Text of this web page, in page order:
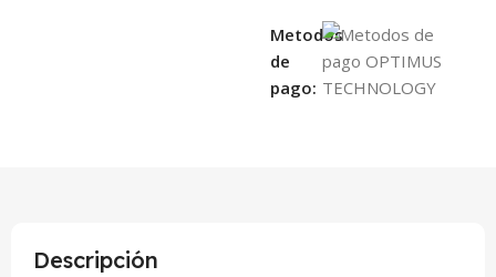
Metodos
de
pago:
Descripción